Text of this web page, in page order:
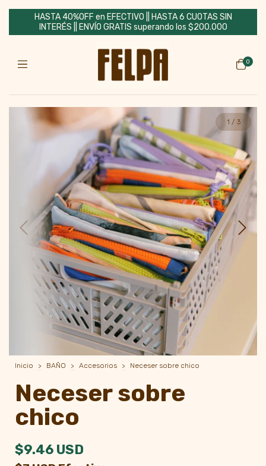
HASTA 40%OFF en EFECTIVO || HASTA 6 CUOTAS SIN
INTERÉS || ENVÍO GRATIS superando los $200.000
0
1 / 3
Inicio > BAÑO > Accesorios > Neceser sobre chico
Neceser sobre
chico
$9.46 USD